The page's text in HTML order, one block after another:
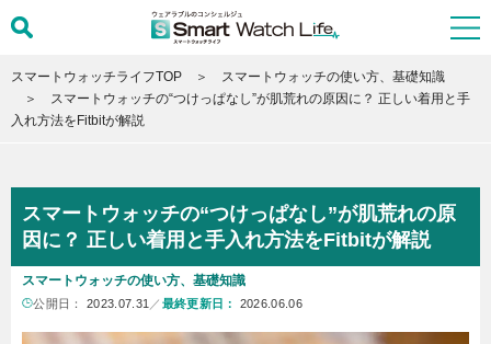
スマートウォッチライフTOP
スマートウォッチの使い方、基礎知識
スマートウォッチの“つけっぱなし”が肌荒れの原因に？ 正しい着用と手
入れ方法をFitbitが解説
スマートウォッチの“つけっぱなし”が肌荒れの原
因に？ 正しい着用と手入れ方法をFitbitが解説
スマートウォッチの使い方、基礎知識
公開日： 2023.07.31 ／ 最終更新日： 2026.06.06